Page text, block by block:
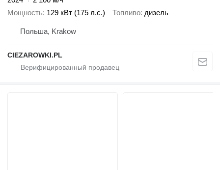
Мощность 129 кВт (175 л.с.) Топливо дизель
Польша, Krakow
CIEZAROWKI.PL